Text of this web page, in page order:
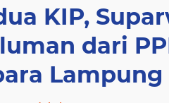
KIP,
dari